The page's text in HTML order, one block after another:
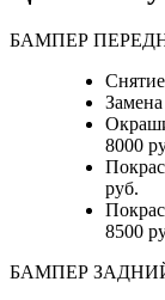
БАМПЕР
Замена
8000
руб.
8500
БАМПЕР